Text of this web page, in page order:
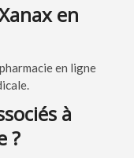
en
en ligne
à
?